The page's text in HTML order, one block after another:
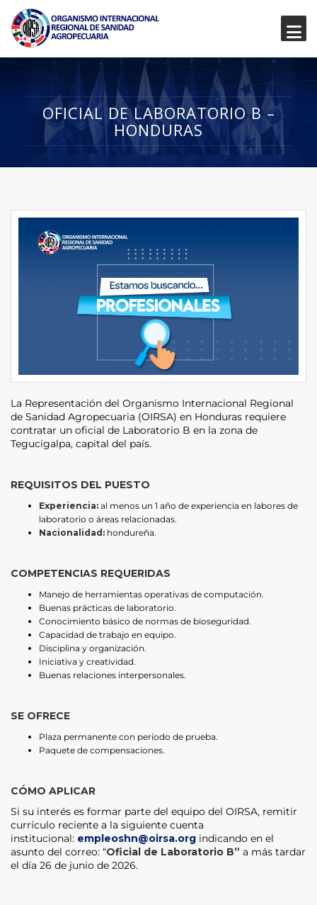
OFICIAL DE LABORATORIO B –
HONDURAS
La Representación del Organismo Internacional Regional
de Sanidad Agropecuaria (OIRSA) en Honduras requiere
contratar un oficial de Laboratorio B en la zona de
Tegucigalpa, capital del país.
REQUISITOS DEL PUESTO
Experiencia: al menos un 1 año de experiencia en labores de
laboratorio o áreas relacionadas.
Nacionalidad: hondureña.
COMPETENCIAS REQUERIDAS
Manejo de herramientas operativas de computación.
Buenas prácticas de laboratorio.
Conocimiento básico de normas de bioseguridad.
Capacidad de trabajo en equipo.
Disciplina y organización.
Iniciativa y creatividad.
Buenas relaciones interpersonales.
SE OFRECE
Plaza permanente con período de prueba.
Paquete de compensaciones.
CÓMO APLICAR
Si su interés es formar parte del equipo del OIRSA, remitir
currículo reciente a la siguiente cuenta
institucional: empleoshn@oirsa.org indicando en el
asunto del correo: “Oficial de Laboratorio B” a más tardar
el día 26 de junio de 2026.